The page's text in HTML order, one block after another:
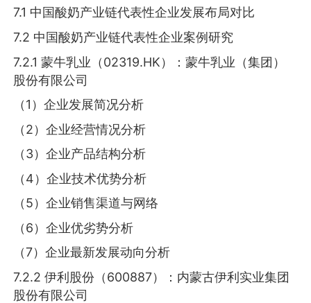
7.1 中国酸奶产业链代表性企业发展布局对比
7.2 中国酸奶产业链代表性企业案例研究
7.2.1 蒙牛乳业（02319.HK）：蒙牛乳业（集团）
股份有限公司
（1）企业发展简况分析
（2）企业经营情况分析
（3）企业产品结构分析
（4）企业技术优势分析
（5）企业销售渠道与网络
（6）企业优劣势分析
（7）企业最新发展动向分析
7.2.2 伊利股份（600887）：内蒙古伊利实业集团
股份有限公司